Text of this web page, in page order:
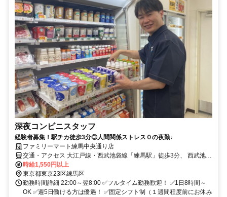
深夜コンビニスタッフ
経験者募集！駅チカ徒歩3分◎人間関係ストレス０の夜勤♩
ファミリーマート練馬中央通り店
交通・アクセス 大江戸線・西武池袋線「練馬駅」徒歩3分、 西武池
袋・豊島線「桜台駅」徒歩11分、 都営大江戸線「豊島園駅」徒歩14
分
時給1,550円以上
東京都東京23区練馬区
勤務時間詳細 22:00～翌8:00 ✅フルタイム勤務歓迎！ ✅1日8時間～
OK ✅週5日働ける方は優遇！ ✅固定シフト制（１週間程度前にお休み